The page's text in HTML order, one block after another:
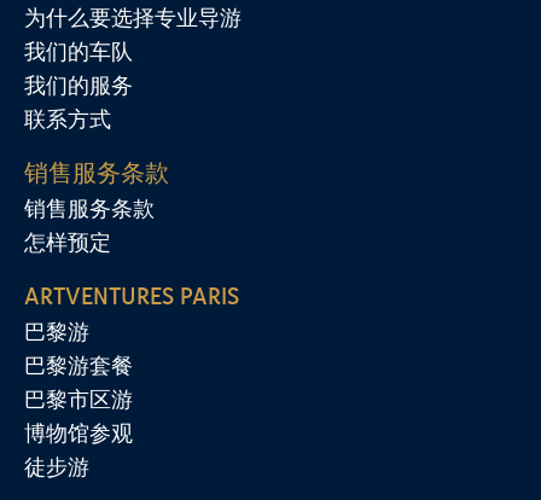
为什么要选择专业导游
我们的车队
我们的服务
联系方式
销售服务条款
销售服务条款
怎样预定
ARTVENTURES PARIS
巴黎游
巴黎游套餐
巴黎市区游
博物馆参观
徒步游